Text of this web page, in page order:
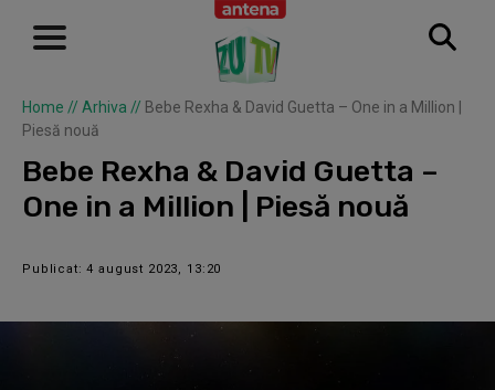
Home // Arhiva // Bebe Rexha & David Guetta – One in a Million |
Piesă nouă
Bebe Rexha & David Guetta –
One in a Million | Piesă nouă
Publicat: 4 august 2023, 13:20